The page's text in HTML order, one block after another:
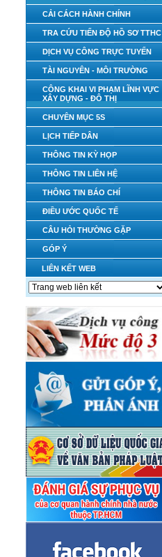
CẢI CÁCH HÀNH CHÍNH
TRA CỨU TIẾN ĐỘ HỒ SƠ TTHC
DỊCH VỤ CÔNG TRỰC TUYẾN
TÀI NGUYÊN - MÔI TRƯỜNG
CÔNG KHAI VI PHẠM LĨNH VỰC
XÂY DỰNG - ĐÔ THỊ
CHUYÊN MỤC 5S
LỊCH TIẾP DÂN
THÔNG TIN KỲ HỌP
THÔNG TIN LIÊN HỆ
THÔNG TIN BÁO CHÍ
ĐIỀU ƯỚC QUỐC TẾ
CÂU HỎI THƯỜNG GẶP
GÓP Ý
LIÊN KẾT WEB